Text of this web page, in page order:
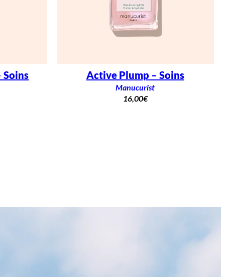
Soins Active Plump – Soins
Manucurist
16,00€